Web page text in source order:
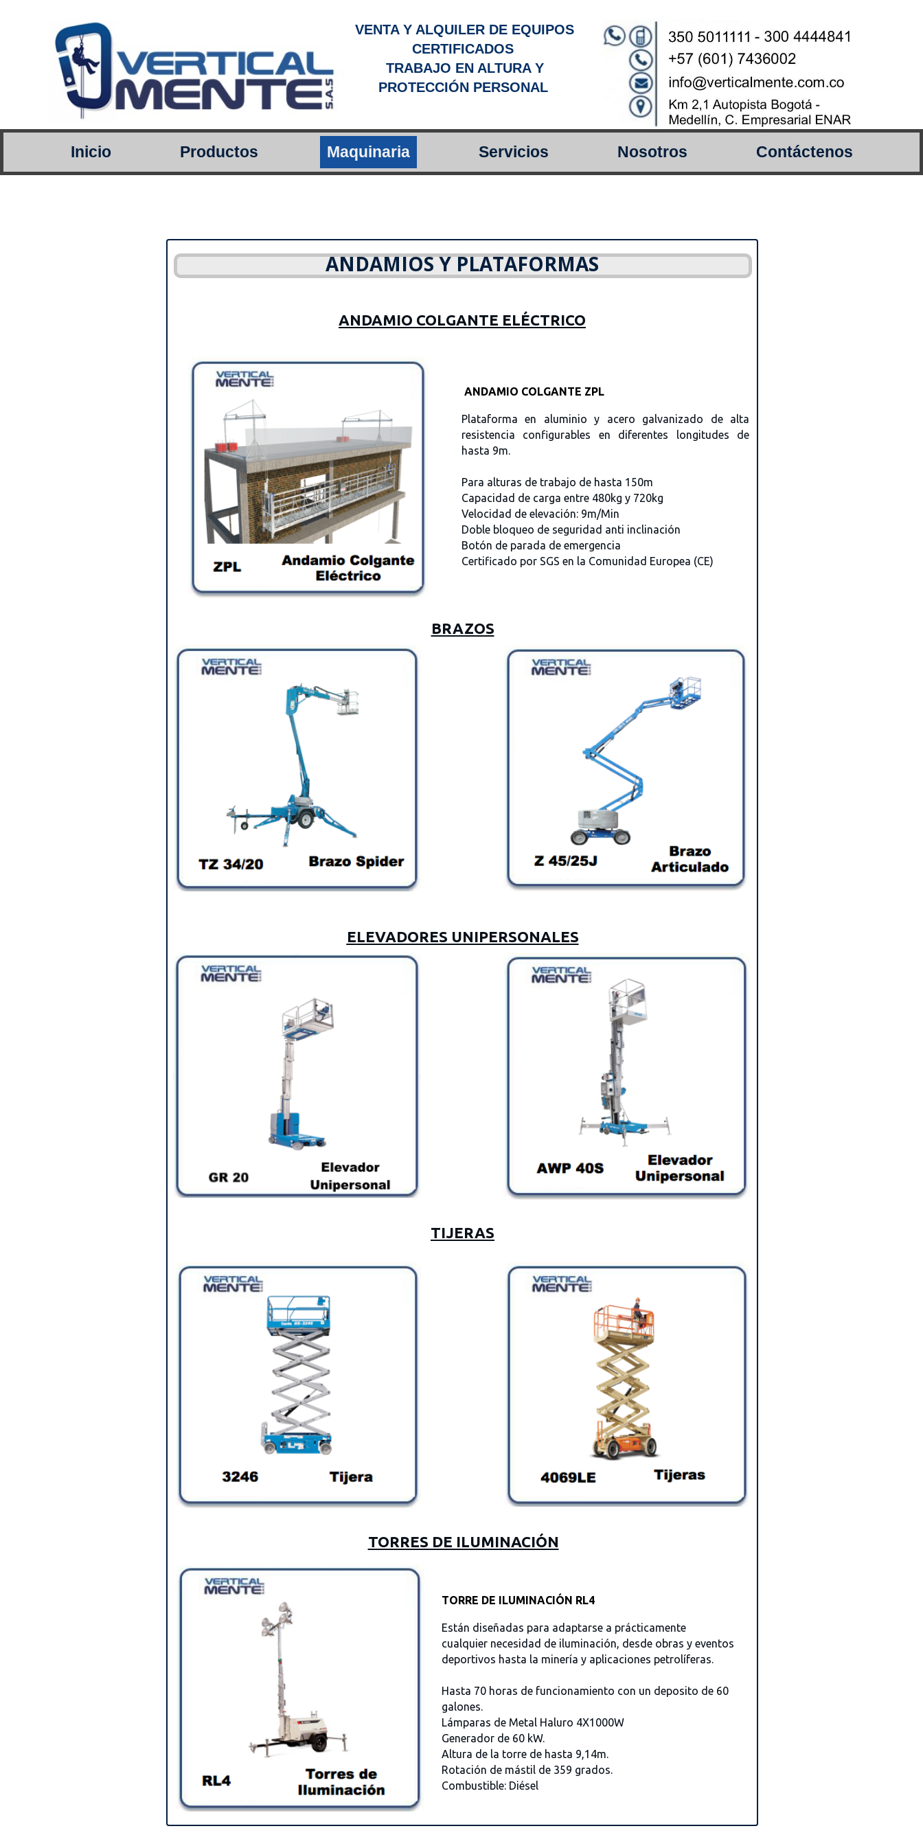
VENTA Y ALQUILER DE EQUIPOS
CERTIFICADOS
TRABAJO EN ALTURA Y
PROTECCIÓN PERSONAL
ANDAMIOS Y PLATAFORMAS
ANDAMIO COLGANTE ELÉCTRICO
BRAZOS
ELEVADORES UNIPERSONALES
TIJERAS
TORRES DE ILUMINACIÓN
Plataforma en aluminio y acero galvanizado de alta
resistencia configurables en diferentes longitudes de
hasta 9m.
Para alturas de trabajo de hasta 150m
Capacidad de carga entre 480kg y 720kg
Velocidad de elevación: 9m/Min
Doble bloqueo de seguridad anti inclinación
Botón de parada de emergencia
Certificado por SGS en la Comunidad Europea (CE)
ANDAMIO COLGANTE ZPL
TORRE DE ILUMINACIÓN RL4
Están diseñadas para adaptarse a prácticamente
cualquier necesidad de iluminación, desde obras y eventos
deportivos hasta la minería y aplicaciones petrolíferas.
Hasta 70 horas de funcionamiento con un deposito de 60
galones.
Lámparas de Metal Haluro 4X1000W
Generador de 60 kW.
Altura de la torre de hasta 9,14m.
Rotación de mástil de 359 grados.
Combustible: Diésel
Inicio Productos Maquinaria Servicios Nosotros Contáctenos